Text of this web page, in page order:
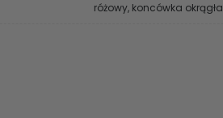
różowy, koncówka okrągła